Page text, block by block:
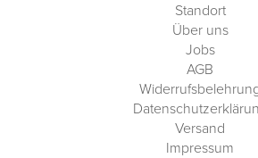
Standort
Über uns
Jobs
AGB
Versand
Impressum